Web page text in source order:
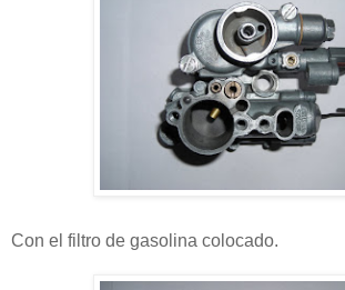
Con el filtro de gasolina colocado.